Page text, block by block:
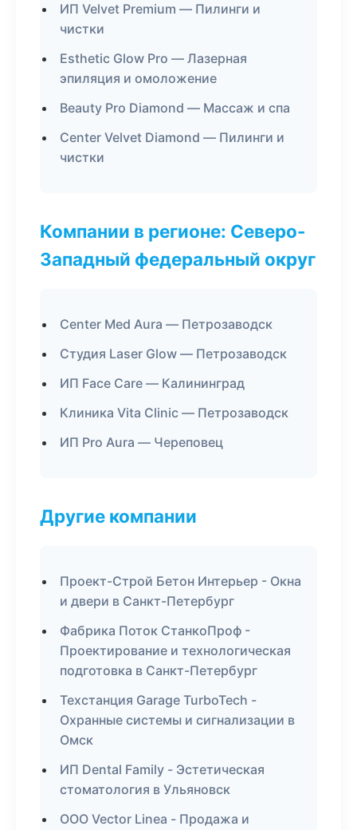
ИП Velvet Premium — Пилинги и
чистки
Esthetic Glow Pro — Лазерная
эпиляция и омоложение
Beauty Pro Diamond — Массаж и спа
Center Velvet Diamond — Пилинги и
чистки
Компании в регионе: Северо-
Западный федеральный округ
Center Med Aura — Петрозаводск
Студия Laser Glow — Петрозаводск
ИП Face Care — Калининград
Клиника Vita Clinic — Петрозаводск
ИП Pro Aura — Череповец
Другие компании
Проект-Строй Бетон Интерьер - Окна
и двери в Санкт-Петербург
Фабрика Поток СтанкоПроф -
Проектирование и технологическая
подготовка в Санкт-Петербург
Техстанция Garage TurboTech -
Охранные системы и сигнализации в
Омск
ИП Dental Family - Эстетическая
стоматология в Ульяновск
ООО Vector Linea - Продажа и